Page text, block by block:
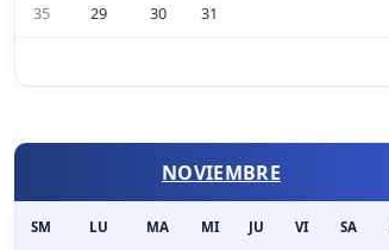
35 29 30 31
NOVIEMBRE
SM LU MA MI JU VI SA